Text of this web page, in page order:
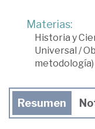
Materias:
Historia y
Universal /
metodología)
Resumen